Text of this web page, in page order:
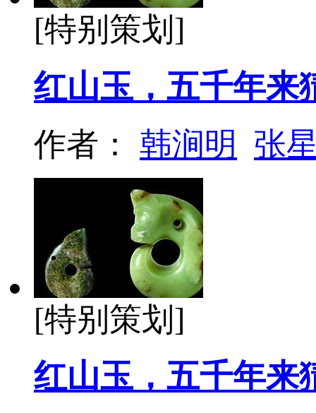
[特别策划]
红山玉，五千年来
作者： 韩涧明 张
[特别策划]
红山玉，五千年来